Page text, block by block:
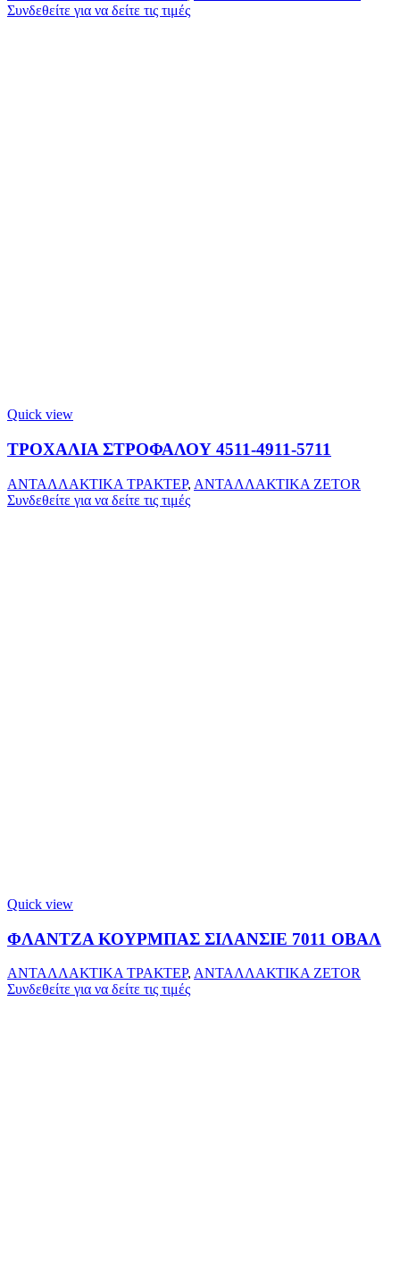
Συνδεθείτε για να δείτε τις τιμές
Quick view
ΤΡΟΧΑΛΙΑ ΣΤΡΟΦΑΛΟΥ 4511-4911-5711
ΑΝΤΑΛΛΑΚΤΙΚΑ ΤΡΑΚΤΕΡ, ΑΝΤΑΛΛΑΚΤΙΚΑ ZETOR
Συνδεθείτε για να δείτε τις τιμές
Quick view
ΦΛΑΝΤΖΑ ΚΟΥΡΜΠΑΣ ΣΙΛΑΝΣΙΕ 7011 ΟΒΑΛ
ΑΝΤΑΛΛΑΚΤΙΚΑ ΤΡΑΚΤΕΡ, ΑΝΤΑΛΛΑΚΤΙΚΑ ZETOR
Συνδεθείτε για να δείτε τις τιμές